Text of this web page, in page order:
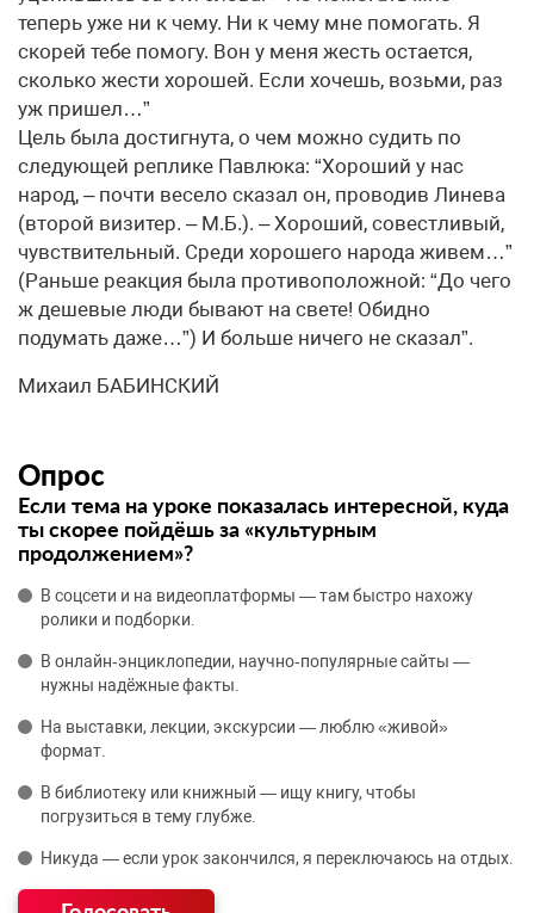
теперь уже ни к чему. Ни к чему мне помогать. Я
скорей тебе помогу. Вон у меня жесть остается,
сколько жести хорошей. Если хочешь, возьми, раз
уж пришел…”
Цель была достигнута, о чем можно судить по
следующей реплике Павлюка: “Хороший у нас
народ, – почти весело сказал он, проводив Линева
(второй визитер. – М.Б.). – Хороший, совестливый,
чувствительный. Среди хорошего народа живем…”
(Раньше реакция была противоположной: “До чего
ж дешевые люди бывают на свете! Обидно
подумать даже…”) И больше ничего не сказал”.
Михаил БАБИНСКИЙ
Опрос
Если тема на уроке показалась интересной, куда
ты скорее пойдёшь за «культурным
продолжением»?
В соцсети и на видеоплатформы — там быстро нахожу
ролики и подборки.
В онлайн‑энциклопедии, научно‑популярные сайты —
нужны надёжные факты.
На выставки, лекции, экскурсии — люблю «живой»
формат.
В библиотеку или книжный — ищу книгу, чтобы
погрузиться в тему глубже.
Никуда — если урок закончился, я переключаюсь на отдых.